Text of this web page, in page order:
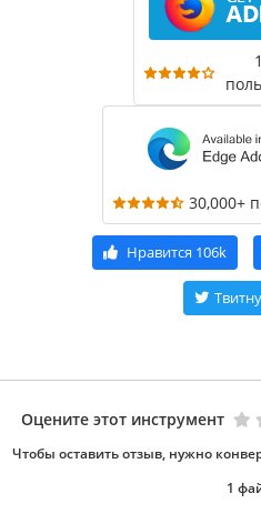
30,000+
Нравится 106k
Оцените этот инструмент
Чтобы оставить отзыв, нужно
1